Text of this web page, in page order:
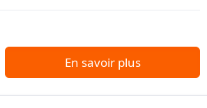
En savoir plus